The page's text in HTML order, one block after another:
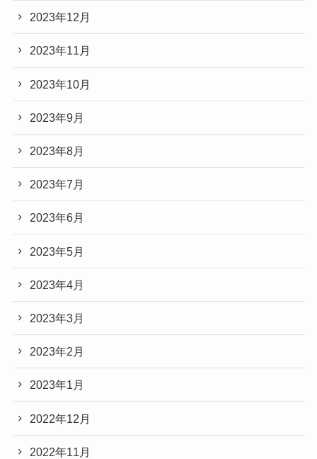
2023年12月
2023年11月
2023年10月
2023年9月
2023年8月
2023年7月
2023年6月
2023年5月
2023年4月
2023年3月
2023年2月
2023年1月
2022年12月
2022年11月